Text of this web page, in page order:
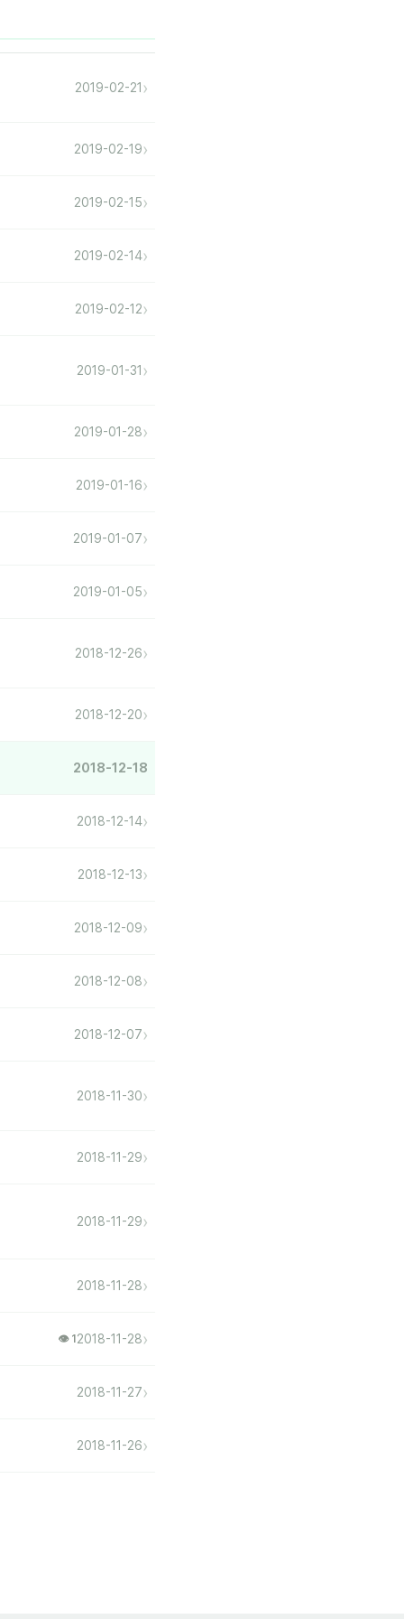
2019-02-21 ›
2019-02-19›
2019-02-15›
2019-02-14›
2019-02-12›
2019-01-31 ›
2019-01-28›
2019-01-16›
2019-01-07›
2019-01-05›
2018-12-26›
2018-12-20›
2018-12-18
2018-12-14›
2018-12-13›
2018-12-09›
2018-12-08›
2018-12-07›
2018-11-30›
2018-11-29›
2018-11-29›
2018-11-28›
👁 12018-11-28›
2018-11-27›
2018-11-26›